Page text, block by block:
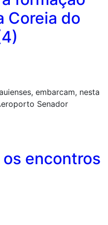
Coreia do
embarcam, nesta
Senador
os encontros